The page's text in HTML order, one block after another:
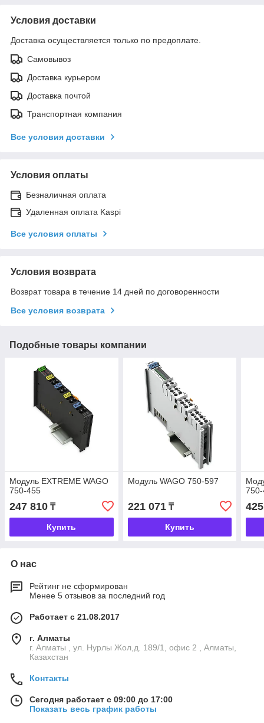
Условия доставки
Доставка осуществляется только по предоплате.
Самовывоз
Доставка курьером
Доставка почтой
Транспортная компания
Все условия доставки
Условия оплаты
Безналичная оплата
Удаленная оплата Kaspi
Все условия оплаты
Условия возврата
Возврат товара в течение 14 дней по договоренности
Все условия возврата
Подобные товары компании
Модуль EXTREME WAGO
750-455
247 810 ₸
Купить
Модуль WAGO 750-597
221 071₸
Купить
О нас
Рейтинг не сформирован
Менее 5 отзывов за последний год
Работает с 21.08.2017
г. Алматы
г. Алматы , ул. Нурлы Жол,д. 189/1, офис 2 , Алматы,
Казахстан
Контакты
Сегодня работает с 09:00 до 17:00
Показать весь график работы